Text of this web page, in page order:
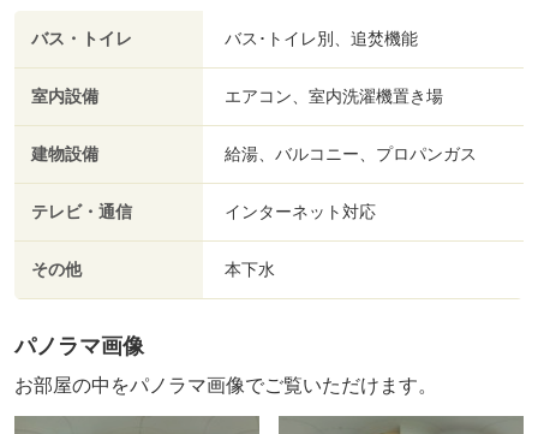
バス・トイレ バス･トイレ別、追焚機能
室内設備 エアコン、室内洗濯機置き場
建物設備 給湯、バルコニー、プロパンガス
テレビ・通信 インターネット対応
その他 本下水
パノラマ画像
お部屋の中をパノラマ画像でご覧いただけます。